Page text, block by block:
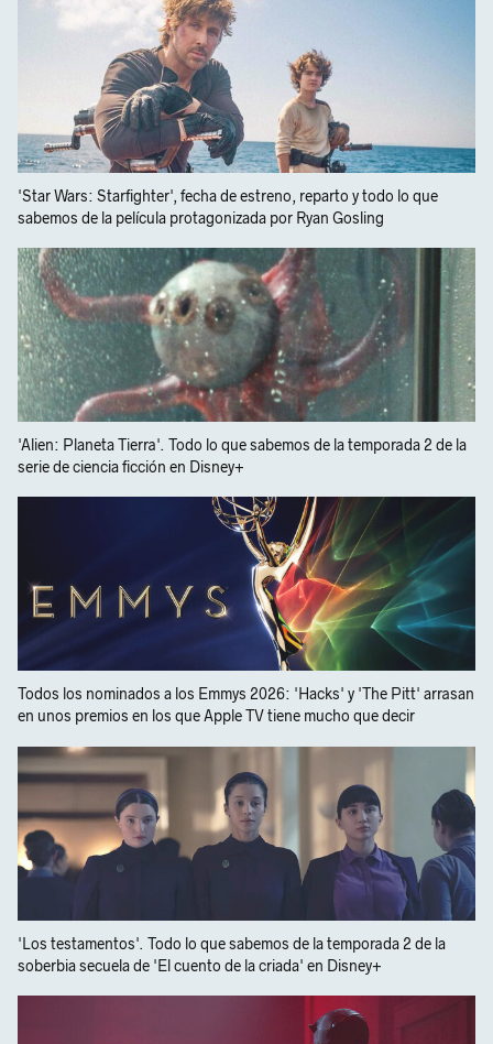
'Star Wars: Starfighter', fecha de estreno, reparto y todo lo que
sabemos de la película protagonizada por Ryan Gosling
'Alien: Planeta Tierra'. Todo lo que sabemos de la temporada 2 de la
serie de ciencia ficción en Disney+
Todos los nominados a los Emmys 2026: 'Hacks' y 'The Pitt' arrasan
en unos premios en los que Apple TV tiene mucho que decir
'Los testamentos'. Todo lo que sabemos de la temporada 2 de la
soberbia secuela de 'El cuento de la criada' en Disney+